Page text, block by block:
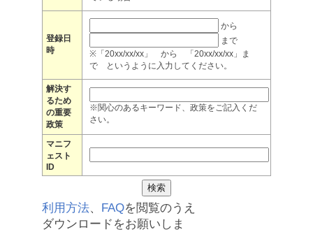
登録日
時
から
まで
※「20xx/xx/xx」 から 「20xx/xx/xx」ま
で というように入力してください。
解決す
るため
の重要
政策
※関心のあるキーワード、政策をご記入くだ
さい。
マニフ
ェスト
ID
利用方法、 FAQを閲覧のうえ
ダウンロードをお願いしま